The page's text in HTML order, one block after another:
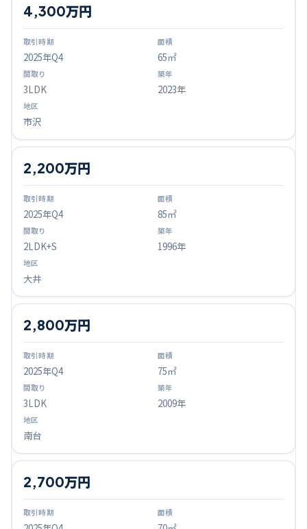
2025年Q4
4,300万円
65㎡
3LDK 2023年
市沢
2025年Q4
2,200万円
85㎡
2LDK+S 1996年
大井
2025年Q4
2,800万円
75㎡
3LDK 2009年
南台
2,700万円